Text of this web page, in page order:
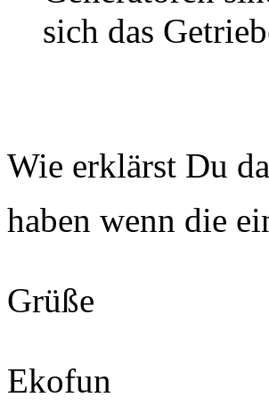
sich das
Wie erklärst Du
haben wenn die
Grüße
Ekofun